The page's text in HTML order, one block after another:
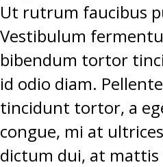
Ut rutrum faucibus
Vestibulum
bibendum tortor
id odio diam.
tincidunt tortor, a
congue, mi at
dictum dui, at